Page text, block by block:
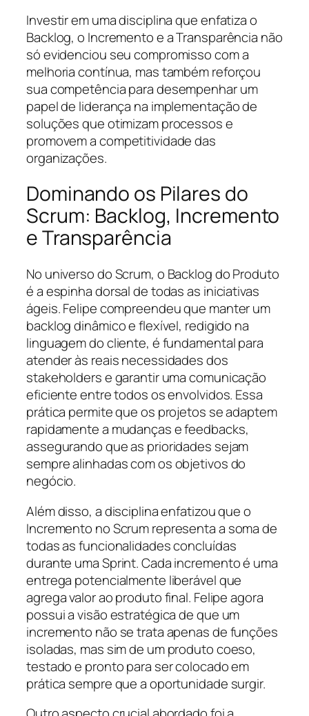
Investir em uma disciplina que enfatiza o
Backlog, o Incremento e a Transparência não
só evidenciou seu compromisso com a
melhoria contínua, mas também reforçou
sua competência para desempenhar um
papel de liderança na implementação de
soluções que otimizam processos e
promovem a competitividade das
organizações.
Dominando os Pilares do
Scrum: Backlog, Incremento
e Transparência
No universo do Scrum, o Backlog do Produto
é a espinha dorsal de todas as iniciativas
ágeis. Felipe compreendeu que manter um
backlog dinâmico e flexível, redigido na
linguagem do cliente, é fundamental para
atender às reais necessidades dos
stakeholders e garantir uma comunicação
eficiente entre todos os envolvidos. Essa
prática permite que os projetos se adaptem
rapidamente a mudanças e feedbacks,
assegurando que as prioridades sejam
sempre alinhadas com os objetivos do
negócio.
Além disso, a disciplina enfatizou que o
Incremento no Scrum representa a soma de
todas as funcionalidades concluídas
durante uma Sprint. Cada incremento é uma
entrega potencialmente liberável que
agrega valor ao produto final. Felipe agora
possui a visão estratégica de que um
incremento não se trata apenas de funções
isoladas, mas sim de um produto coeso,
testado e pronto para ser colocado em
prática sempre que a oportunidade surgir.